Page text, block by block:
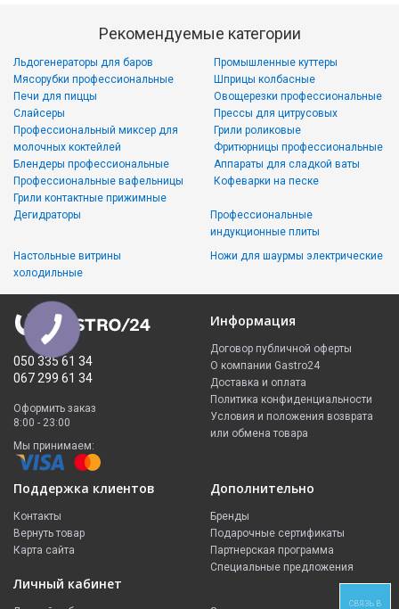
Рекомендуемые категории
Льдогенераторы для баров
Мясорубки профессиональные
Печи для пиццы
Слайсеры
Промышленные куттеры
Шприцы колбасные
Овощерезки профессиональные
Прессы для цитрусовых
Профессиональный миксер для
молочных коктейлей
Блендеры профессиональные
Профессиональные вафельницы
Грили контактные прижимные
Грили роликовые
Фритюрницы профессиональные
Аппараты для сладкой ваты
Кофеварки на песке
Дегидраторы
Настольные витрины
холодильные
Профессиональные
индукционные плиты
Ножи для шаурмы электрические
050 335 61 34
067 299 61 34
Оформить заказ
8:00 - 23:00
Мы принимаем:
Информация
Договор публичной оферты
О компании Gastro24
Доставка и оплата
Политика конфиденциальности
Условия и положения возврата
или обмена товара
Поддержка клиентов
Контакты
Вернуть товар
Карта сайта
Дополнительно
Бренды
Подарочные сертификаты
Партнерская программа
Специальные предложения
Личный кабинет
СВЯЗЬ В